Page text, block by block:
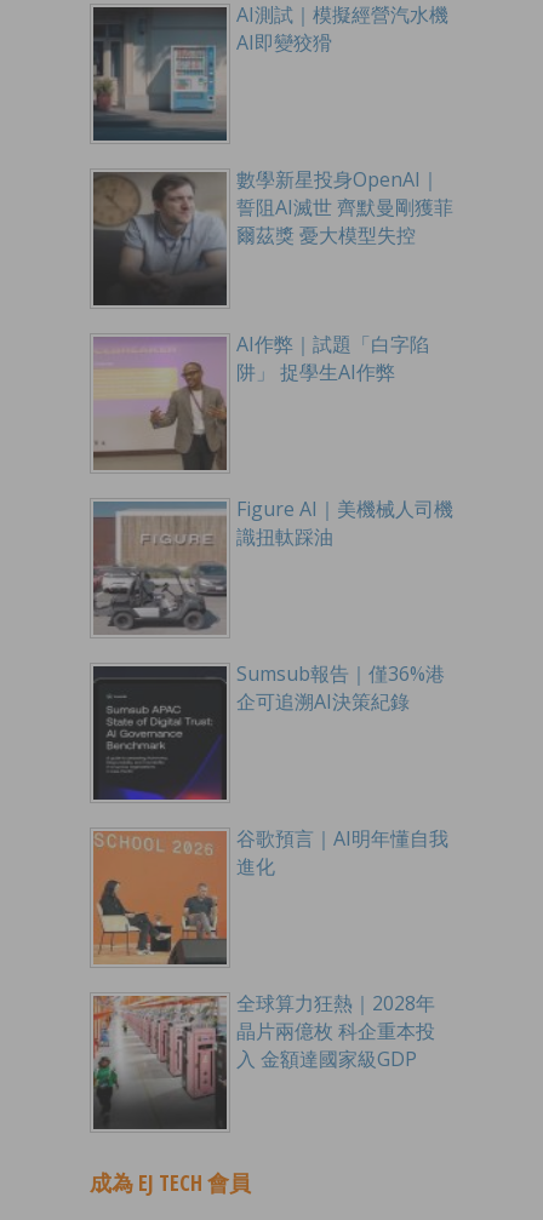
AI測試｜模擬經營汽水機
AI即變狡猾
數學新星投身OpenAI｜
誓阻AI滅世 齊默曼剛獲菲
爾茲獎 憂大模型失控
AI作弊｜試題「白字陷
阱」 捉學生AI作弊
Figure AI｜美機械人司機
識扭軚踩油
Sumsub報告｜僅36%港
企可追溯AI決策紀錄
谷歌預言｜AI明年懂自我
進化
全球算力狂熱｜2028年
晶片兩億枚 科企重本投
入 金額達國家級GDP
成為 EJ TECH 會員